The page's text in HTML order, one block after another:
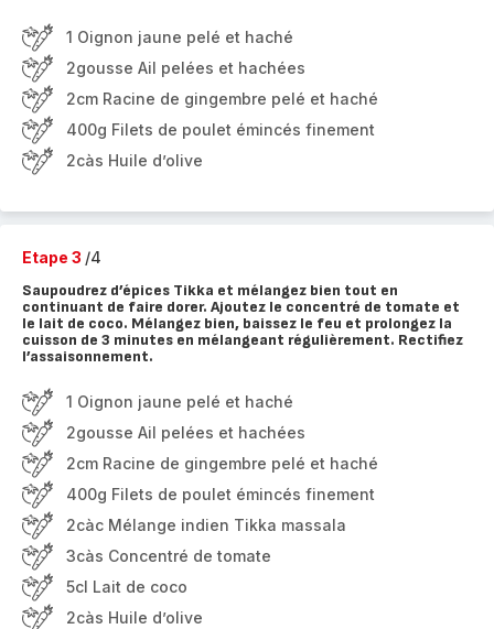
1 Oignon jaune pelé et haché
2gousse Ail pelées et hachées
2cm Racine de gingembre pelé et haché
400g Filets de poulet émincés finement
2càs Huile d’olive
Etape 3 /4
Saupoudrez d’épices Tikka et mélangez bien tout en
continuant de faire dorer. Ajoutez le concentré de tomate et
le lait de coco. Mélangez bien, baissez le feu et prolongez la
cuisson de 3 minutes en mélangeant régulièrement. Rectifiez
l’assaisonnement.
1 Oignon jaune pelé et haché
2gousse Ail pelées et hachées
2cm Racine de gingembre pelé et haché
400g Filets de poulet émincés finement
2càc Mélange indien Tikka massala
3càs Concentré de tomate
5cl Lait de coco
2càs Huile d’olive